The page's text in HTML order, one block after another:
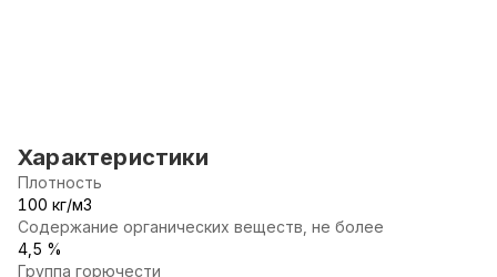
Характеристики
Плотность
100 кг/м3
Содержание органических веществ, не более
4,5 %
Группа горючести